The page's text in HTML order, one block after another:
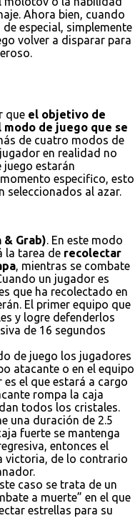
Ahora bien, cuando
especial, simplemente
volver a disparar para
que el objetivo de
de juego que se
de cuatro modos de
en realidad no
estarán
especifico, esto
seleccionados al azar.
& Grab). En este modo
la tarea de recolectar
, mientras se combate
un jugador es
que ha recolectado en
El primer equipo que
y logre defenderlos
de 16 segundos
de juego los jugadores
atacante o en el equipo
el que estará a cargo
rompa la caja
todos los cristales.
una duración de 2.5
fuerte se mantenga
entonces el
victoria, de lo contrario
caso se trata de un
a muerte” en el que
estrellas para su